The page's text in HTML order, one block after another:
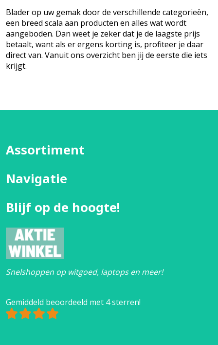
Blader op uw gemak door de verschillende categorieën,
een breed scala aan producten en alles wat wordt
aangeboden. Dan weet je zeker dat je de laagste prijs
betaalt, want als er ergens korting is, profiteer je daar
direct van. Vanuit ons overzicht ben jij de eerste die iets
krijgt.
Assortiment
Navigatie
Blijf op de hoogte!
Snelshoppen op witgoed, laptops en meer!
Gemiddeld beoordeeld met 4 sterren!